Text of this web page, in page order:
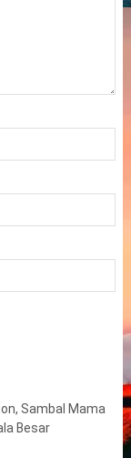
Sambal Mama
Besar